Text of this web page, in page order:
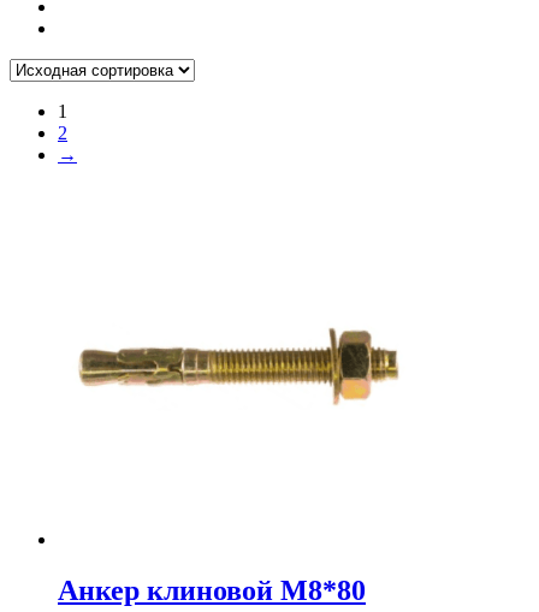
1
2
→
Анкер клиновой М8*80